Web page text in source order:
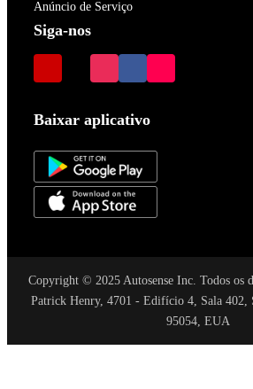
Anúncio de Serviço
Siga-nos
Baixar aplicativo
Copyright © 2025 Autosense Inc. Todos os
Patrick Henry, 4701 - Edifício 4, Sala 402,
95054, EUA